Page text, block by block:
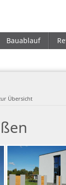
Bauablauf
Übersicht